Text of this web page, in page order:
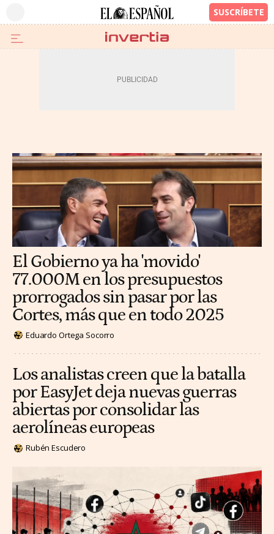
El Gobierno ya ha 'movido'
77.000M en los presupuestos
prorrogados sin pasar por las
Cortes, más que en todo 2025
Eduardo Ortega Socorro
Los analistas creen que la batalla
por EasyJet deja nuevas guerras
abiertas por consolidar las
aerolíneas europeas
Rubén Escudero